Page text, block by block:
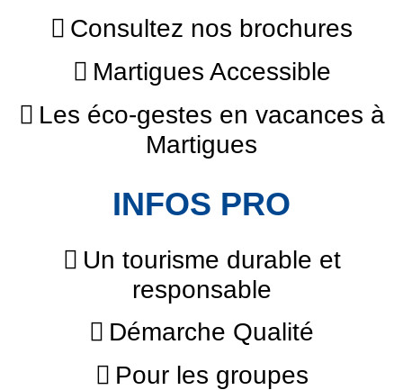
Consultez nos brochures
Martigues Accessible
Les éco-gestes en vacances à
Martigues
INFOS PRO
Un tourisme durable et
responsable
Démarche Qualité
Pour les groupes